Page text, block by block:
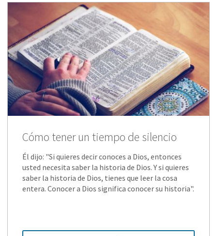
Cómo tener un tiempo de silencio
Él dijo: "Si quieres decir conoces a Dios, entonces
usted necesita saber la historia de Dios. Y si quieres
saber la historia de Dios, tienes que leer la cosa
entera. Conocer a Dios significa conocer su historia".